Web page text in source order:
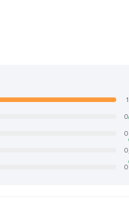
1
0
0
0
0